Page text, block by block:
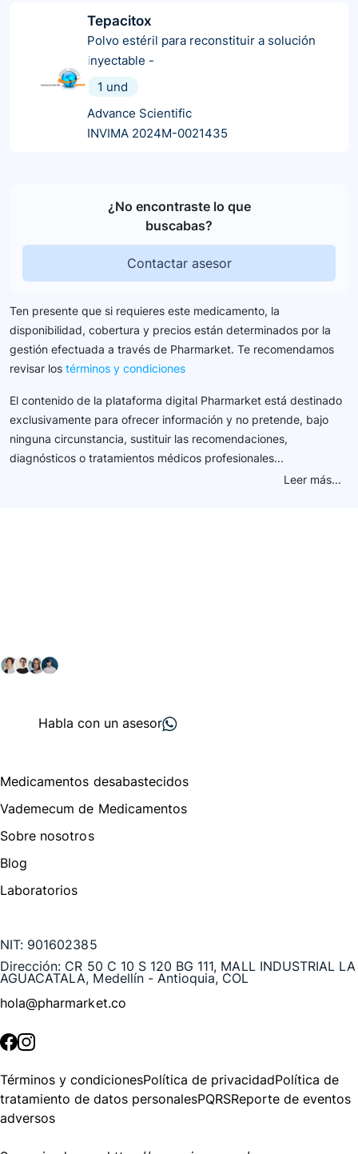
Tepacitox
Polvo estéril para reconstituir a solución
inyectable -
1 und
Advance Scientific
INVIMA 2024M-0021435
¿No encontraste lo que
buscabas?
Contactar asesor
Ten presente que si requieres este medicamento, la
disponibilidad, cobertura y precios están determinados por la
gestión efectuada a través de Pharmarket. Te recomendamos
revisar los términos y condiciones
El contenido de la plataforma digital Pharmarket está destinado
exclusivamente para ofrecer información y no pretende, bajo
ninguna circunstancia, sustituir las recomendaciones,
diagnósticos o tratamientos médicos profesionales...
Leer más...
Habla con un asesor
Medicamentos desabastecidos
Vademecum de Medicamentos
Sobre nosotros
Blog
Laboratorios
NIT: 901602385
Dirección: CR 50 C 10 S 120 BG 111, MALL INDUSTRIAL LA
AGUACATALA, Medellín - Antioquia, COL
hola@pharmarket.co
Términos y condicionesPolítica de privacidadPolítica de
tratamiento de datos personalesPQRSReporte de eventos
adversos